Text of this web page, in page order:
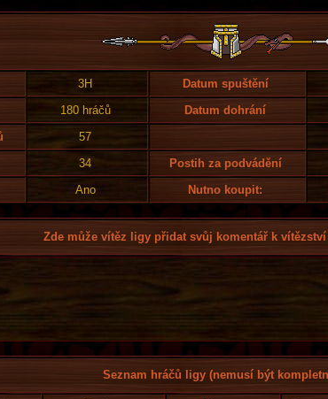
3H Datum spuštění
180 hráčů Datum dohrání
57
34 Postih za podvádění
Ano Nutno koupit:
Zde může vítěz ligy přidat svůj komentář k vítězství
Seznam hráčů ligy (nemusí být